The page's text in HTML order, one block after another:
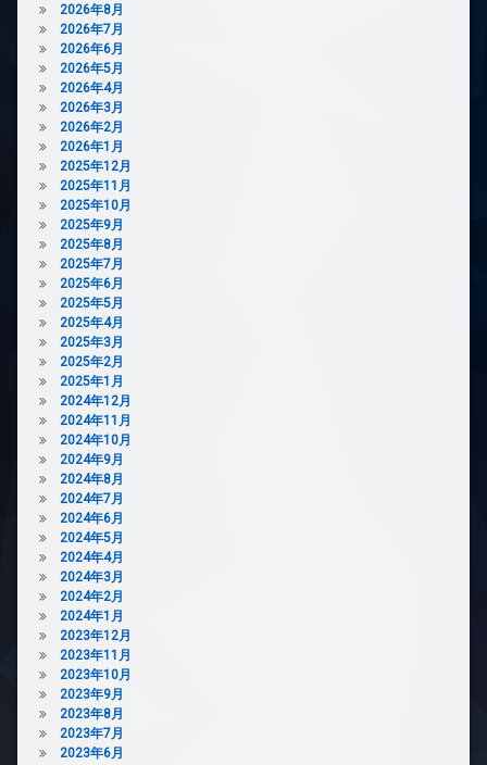
オ
ー
ト
ロ
ッ
ク
デ
ザ
イ
ナ
ー
ズ
バ
イ
ク
置
き
場
ペ
ッ
ト
足
洗
い
場
宅
配
ボ
ッ
2026年8月
2026年7月
2026年6月
2026年5月
2026年4月
2026年3月
2026年2月
2026年1月
2025年12月
2025年11月
2025年10月
2025年9月
2025年8月
2025年7月
2025年6月
2025年5月
2025年4月
2025年3月
2025年2月
2025年1月
2024年12月
2024年11月
2024年10月
2024年9月
2024年8月
2024年7月
2024年6月
2024年5月
2024年4月
2024年3月
2024年2月
2024年1月
2023年12月
2023年11月
2023年10月
2023年9月
2023年8月
2023年7月
2023年6月